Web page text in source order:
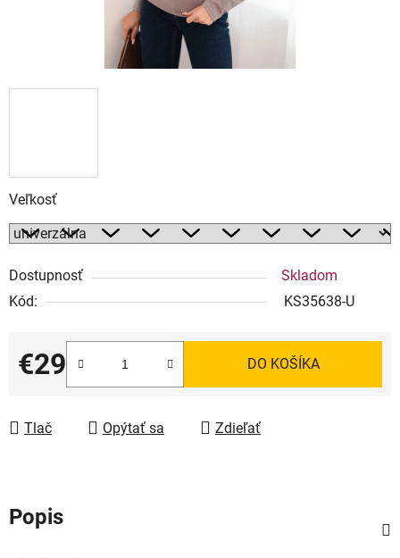
Veľkosť
Dostupnosť
Skladom
Kód:
KS35638-U
€29
Jednotková cena:
DO KOŠÍKA
Tlač Opýtať sa Zdieľať
Popis